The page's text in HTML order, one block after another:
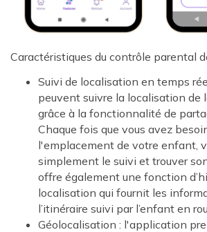
Caractéristiques du contrôle parental
Suivi de localisation en temps
peuvent suivre la localisation de
grâce à la fonctionnalité de
Chaque fois que vous avez
l'emplacement de votre enfant,
simplement le suivi et trouver
offre également une fonction
localisation qui fournit les
l’itinéraire suivi par l’enfant en
Géolocalisation : l'application